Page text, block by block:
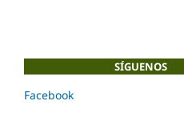
SÍGUENOS
Facebook